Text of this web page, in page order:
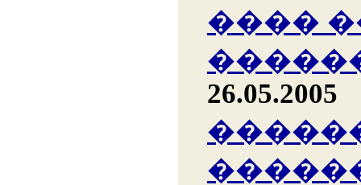
����
26.05.2005